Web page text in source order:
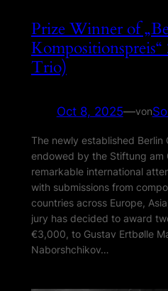
Prize Winner of
Trio)
Oct 8, 2025—von
The newly established Berlin
endowed by the Stiftung am
remarkable international
with submissions from
countries across Europe,
jury has decided to award
€3,000, to Gustav Ertbølle
Naborshchikov…